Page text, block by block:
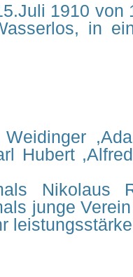
1910
in
Hubert
Nikolaus
junge